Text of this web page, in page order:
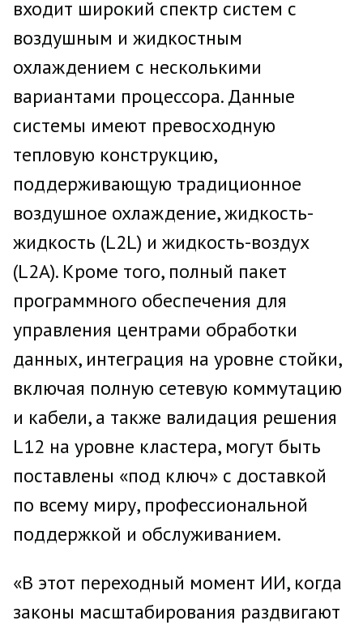
входит широкий спектр систем с
воздушным и жидкостным
охлаждением с несколькими
вариантами процессора. Данные
системы имеют превосходную
тепловую конструкцию,
поддерживающую традиционное
воздушное охлаждение, жидкость-
жидкость (L2L) и жидкость-воздух
(L2A). Кроме того, полный пакет
программного обеспечения для
управления центрами обработки
данных, интеграция на уровне стойки,
включая полную сетевую коммутацию
и кабели, а также валидация решения
L12 на уровне кластера, могут быть
поставлены «под ключ» с доставкой
по всему миру, профессиональной
поддержкой и обслуживанием.
«В этот переходный момент ИИ, когда
законы масштабирования раздвигают